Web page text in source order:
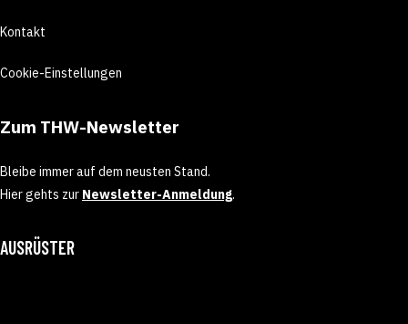
Kontakt
Cookie-Einstellungen
Zum THW-Newsletter
Bleibe immer auf dem neusten Stand.
Hier gehts zur Newsletter-Anmeldung.
AUSRÜSTER